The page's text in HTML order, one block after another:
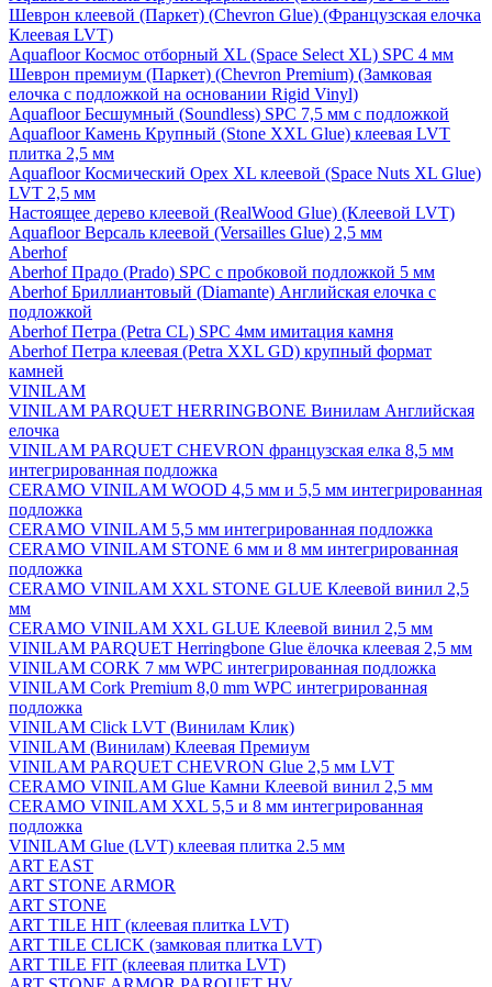
Шеврон клеевой (Паркет) (Chevron Glue) (Французская елочка
Клеевая LVT)
Aquafloor Космос отборный XL (Space Select XL) SPC 4 мм
Шеврон премиум (Паркет) (Chevron Premium) (Замковая
елочка с подложкой на основании Rigid Vinyl)
Aquafloor Бесшумный (Soundless) SPC 7,5 мм с подложкой
Aquafloor Камень Крупный (Stone XXL Glue) клеевая LVT
плитка 2,5 мм
Aquafloor Космический Орех XL клеевой (Space Nuts XL Glue)
LVT 2,5 мм
Настоящее дерево клеевой (RealWood Glue) (Клеевой LVT)
Aquafloor Версаль клеевой (Versailles Glue) 2,5 мм
Aberhof
Aberhof Прадо (Prado) SPC с пробковой подложкой 5 мм
Aberhof Бриллиантовый (Diamante) Английская елочка с
подложкой
Aberhof Петра (Petra CL) SPC 4мм имитация камня
Aberhof Петра клеевая (Petra XXL GD) крупный формат
камней
VINILAM
VINILAM PARQUET HERRINGBONE Винилам Английская
елочка
VINILAM PARQUET CHEVRON французская елка 8,5 мм
интегрированная подложка
CERAMO VINILAM WOOD 4,5 мм и 5,5 мм интегрированная
подложка
CERAMO VINILAM 5,5 мм интегрированная подложка
CERAMO VINILAM STONE 6 мм и 8 мм интегрированная
подложка
CERAMO VINILAM XXL STONE GLUE Клеевой винил 2,5
мм
CERAMO VINILAM XXL GLUE Клеевой винил 2,5 мм
VINILAM PARQUET Herringbone Glue ёлочка клеевая 2,5 мм
VINILAM CORK 7 мм WPC интегрированная подложка
VINILAM Cork Premium 8,0 mm WPC интегрированная
подложка
VINILAM Click LVT (Винилам Клик)
VINILAM (Винилам) Клеевая Премиум
VINILAM PARQUET CHEVRON Glue 2,5 мм LVT
CERAMO VINILAM Glue Камни Клеевой винил 2,5 мм
CERAMO VINILAM XXL 5,5 и 8 мм интегрированная
подложка
VINILAM Glue (LVT) клеевая плитка 2.5 мм
ART EAST
ART STONE ARMOR
ART STONE
ART TILE HIT (клеевая плитка LVT)
ART TILE CLICK (замковая плитка LVT)
ART TILE FIT (клеевая плитка LVT)